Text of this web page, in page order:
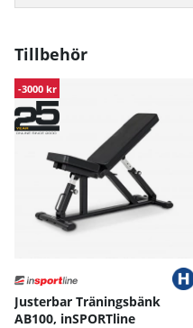
Tillbehör
-3000 kr
Justerbar Träningsbänk
AB100, inSPORTline